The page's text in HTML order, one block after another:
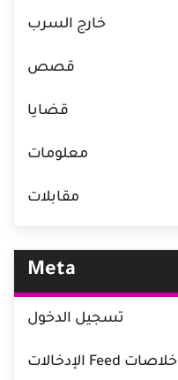
خارج السرب
قصص
قضايا
معلومات
مقابلات
Meta
تسجيل الدخول
خلاصات Feed الإدخالات